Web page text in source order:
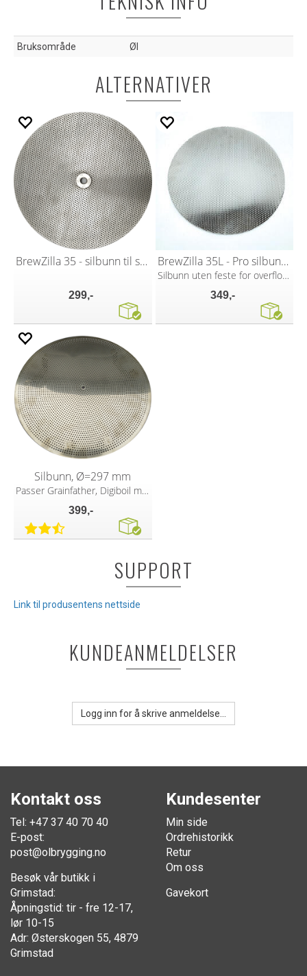
Bruksområde Øl
ALTERNATIVER
BrewZilla 35 - silbunn til silkar
299,-
BrewZilla 35L - Pro silbunn til silkar
Silbunn uten feste for overflow pipe
349,-
Silbunn, Ø=297 mm
Passer Grainfather, Digiboil m/fler
399,-
SUPPORT
Link til produsentens nettside
KUNDEANMELDELSER
Logg inn for å skrive anmeldelse...
Kontakt oss
Tel: +47 37 40 70 40
E-post:
post@olbrygging.no
Besøk vår butikk i
Grimstad:
Åpningstid: tir - fre 12-17,
lør 10-15
Adr: Østerskogen 55, 4879
Grimstad
Kundesenter
Min side
Ordrehistorikk
Retur
Om oss
Gavekort